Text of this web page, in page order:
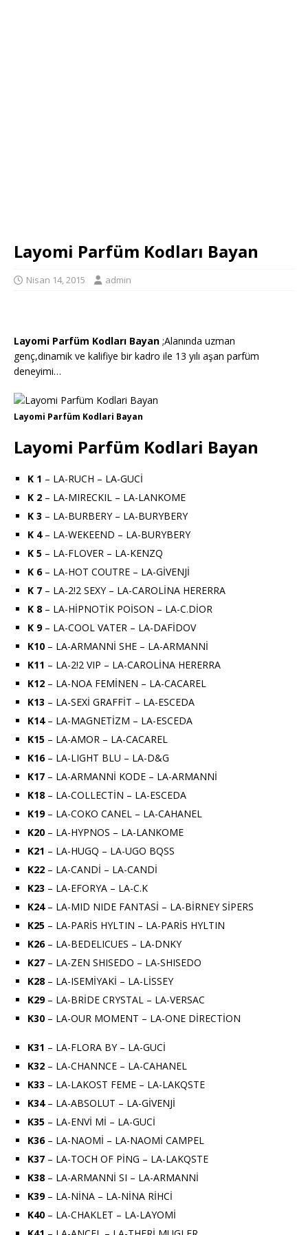
Layomi Parfüm Kodları Bayan
Nisan 14, 2015 admin
Layomi Parfüm Kodları Bayan ;Alanında uzman
genç,dinamik ve kalifiye bir kadro ile 13 yılı aşan parfüm
deneyimi…
Layomi Parfüm Kodlari Bayan
Layomi Parfüm Kodlari Bayan
K 1 – LA-RUCH – LA-GUCİ
K 2 – LA-MIRECKIL – LA-LANKOME
K 3 – LA-BURBERY – LA-BURYBERY
K 4– LA-WEKEEND – LA-BURYBERY
K 5 – LA-FLOVER – LA-KENZQ
K 6– LA-HOT COUTRE – LA-GİVENJİ
K 7 – LA-2!2 SEXY – LA-CAROLİNA HERERRA
K 8 – LA-HİPNOTİK POİSON – LA-C.DİOR
K 9– LA-COOL VATER – LA-DAFİDOV
K10 – LA-ARMANNİ SHE – LA-ARMANNİ
K11 – LA-2!2 VIP – LA-CAROLİNA HERERRA
K12 – LA-NOA FEMİNEN – LA-CACAREL
K13 – LA-SEXİ GRAFFİT – LA-ESCEDA
K14– LA-MAGNETİZM – LA-ESCEDA
K15 – LA-AMOR – LA-CACAREL
K16– LA-LIGHT BLU – LA-D&G
K17 – LA-ARMANNİ KODE – LA-ARMANNİ
K18 – LA-COLLECTİN – LA-ESCEDA
K19– LA-COKO CANEL – LA-CAHANEL
K20 – LA-HYPNOS – LA-LANKOME
K21 – LA-HUGQ – LA-UGO BQSS
K22 – LA-CANDİ – LA-CANDİ
K23 – LA-EFORYA – LA-C.K
K24– LA-MID NIDE FANTASİ – LA-BİRNEY SİPERS
K25 – LA-PARİS HYLTIN – LA-PARİS HYLTIN
K26– LA-BEDELICUES – LA-DNKY
K27 – LA-ZEN SHISEDO – LA-SHISEDO
K28 – LA-ISEMİYAKİ – LA-LİSSEY
K29– LA-BRİDE CRYSTAL – LA-VERSAC
K30 – LA-OUR MOMENT – LA-ONE DİRECTİON
K31 – LA-FLORA BY – LA-GUCİ
K32 – LA-CHANNCE – LA-CAHANEL
K33 – LA-LAKOST FEME – LA-LAKQSTE
K34– LA-ABSOLUT – LA-GİVENJİ
K35 – LA-ENVİ Mİ – LA-GUCİ
K36– LA-NAOMİ – LA-NAOMİ CAMPEL
K37 – LA-TOCH OF PİNG – LA-LAKQSTE
K38 – LA-ARMANNİ SI – LA-ARMANNİ
K39– LA-NİNA – LA-NİNA RİHCİ
K40 – LA-CHAKLET – LA-LAYOMİ